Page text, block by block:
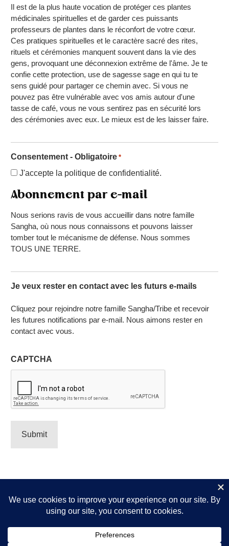
Il est de la plus haute vocation de protéger ces plantes
médicinales spirituelles et de garder ces puissants
professeurs de plantes dans le réconfort de votre cœur.
Ces pratiques spirituelles et le caractère sacré des rites,
rituels et cérémonies manquent souvent dans la vie des
gens, provoquant une déconnexion extrême de l'âme. Je te
confie cette protection, use de sagesse sage en qui tu te
sens guidé pour partager ce chemin avec. Si vous ne
pouvez pas être vulnérable avec vos amis autour d'une
tasse de café, vous ne vous sentirez pas en sécurité lors
des cérémonies avec eux. Le mieux est de les laisser faire.
Consentement - Obligatoire *
J'accepte la politique de confidentialité.
Abonnement par e-mail
Nous serions ravis de vous accueillir dans notre famille
Sangha, où nous nous connaissons et pouvons laisser
tomber tout le mécanisme de défense. Nous sommes
TOUS UNE TERRE.
Je veux rester en contact avec les futurs e-mails
Cliquez pour rejoindre notre famille Sangha/Tribe et recevoir
les futures notifications par e-mail. Nous aimons rester en
contact avec vous.
CAPTCHA